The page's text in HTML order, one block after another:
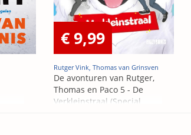
€ 9,99
Rutger Vink, Thomas van Grinsven
De avonturen van Rutger,
Thomas en Paco 5 - De
Verkleinstraal (Special